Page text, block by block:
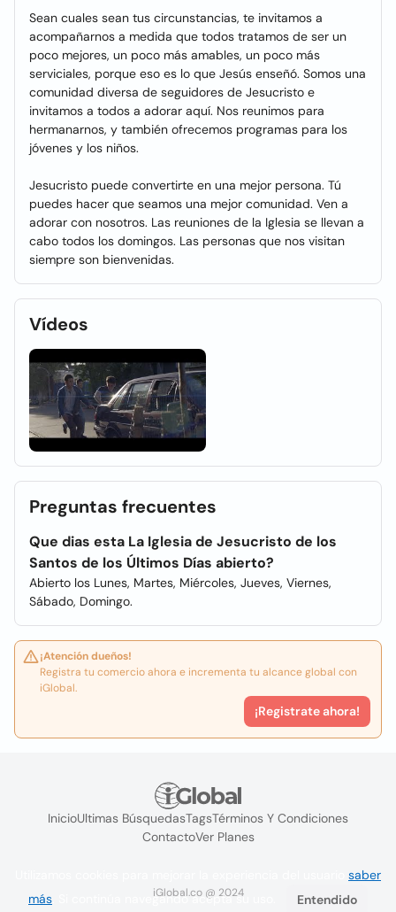
Sean cuales sean tus circunstancias, te invitamos a
acompañarnos a medida que todos tratamos de ser un
poco mejores, un poco más amables, un poco más
serviciales, porque eso es lo que Jesús enseñó. Somos una
comunidad diversa de seguidores de Jesucristo e
invitamos a todos a adorar aquí. Nos reunimos para
hermanarnos, y también ofrecemos programas para los
jóvenes y los niños.
Jesucristo puede convertirte en una mejor persona. Tú
puedes hacer que seamos una mejor comunidad. Ven a
adorar con nosotros. Las reuniones de la Iglesia se llevan a
cabo todos los domingos. Las personas que nos visitan
siempre son bienvenidas.
Vídeos
Preguntas frecuentes
Que dias esta La Iglesia de Jesucristo de los
Santos de los Últimos Días abierto?
Abierto los Lunes, Martes, Miércoles, Jueves, Viernes,
Sábado, Domingo.
¡Atención dueños!
Registra tu comercio ahora e incrementa tu alcance global con
iGlobal.
¡Registrate ahora!
InicioUltimas BúsquedasTagsTérminos Y Condiciones
ContactoVer Planes
iGlobal.co @ 2024
saber
más . Si continúa navegando acepta su uso. Entendido